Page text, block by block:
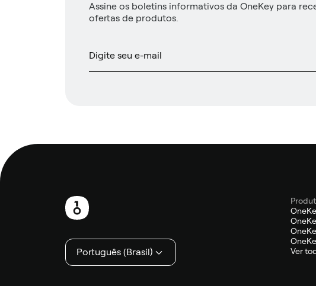
Assine os boletins informativos da OneKey para
ofertas de produtos.
Português (Brasil)
Ver